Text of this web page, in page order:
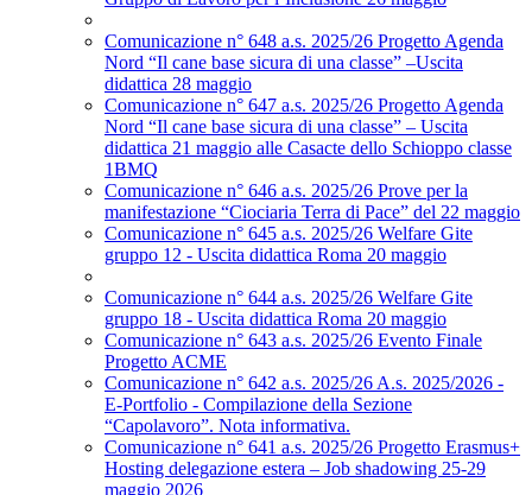
Comunicazione n° 648 a.s. 2025/26 Progetto Agenda
Nord “Il cane base sicura di una classe” –Uscita
didattica 28 maggio
Comunicazione n° 647 a.s. 2025/26 Progetto Agenda
Nord “Il cane base sicura di una classe” – Uscita
didattica 21 maggio alle Casacte dello Schioppo classe
1BMQ
Comunicazione n° 646 a.s. 2025/26 Prove per la
manifestazione “Ciociaria Terra di Pace” del 22 maggio
Comunicazione n° 645 a.s. 2025/26 Welfare Gite
gruppo 12 - Uscita didattica Roma 20 maggio
Comunicazione n° 644 a.s. 2025/26 Welfare Gite
gruppo 18 - Uscita didattica Roma 20 maggio
Comunicazione n° 643 a.s. 2025/26 Evento Finale
Progetto ACME
Comunicazione n° 642 a.s. 2025/26 A.s. 2025/2026 -
E-Portfolio - Compilazione della Sezione
“Capolavoro”. Nota informativa.
Comunicazione n° 641 a.s. 2025/26 Progetto Erasmus+
Hosting delegazione estera – Job shadowing 25-29
maggio 2026